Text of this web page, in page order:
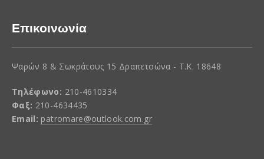
Επικοινωνία
Ψαρών 8 & Σωκράτους 15 Δραπετσώνα - Τ.Κ. 18648
Τηλέφωνο: 210-4610334
Φαξ: 210-4634435
Email: patromare@outlook.com.gr